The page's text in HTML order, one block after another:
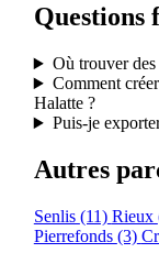
Questions
Où trouver
Comment
Halatte ?
Puis-je
Autres
Senlis (11) Rieux
Pierrefonds (3)